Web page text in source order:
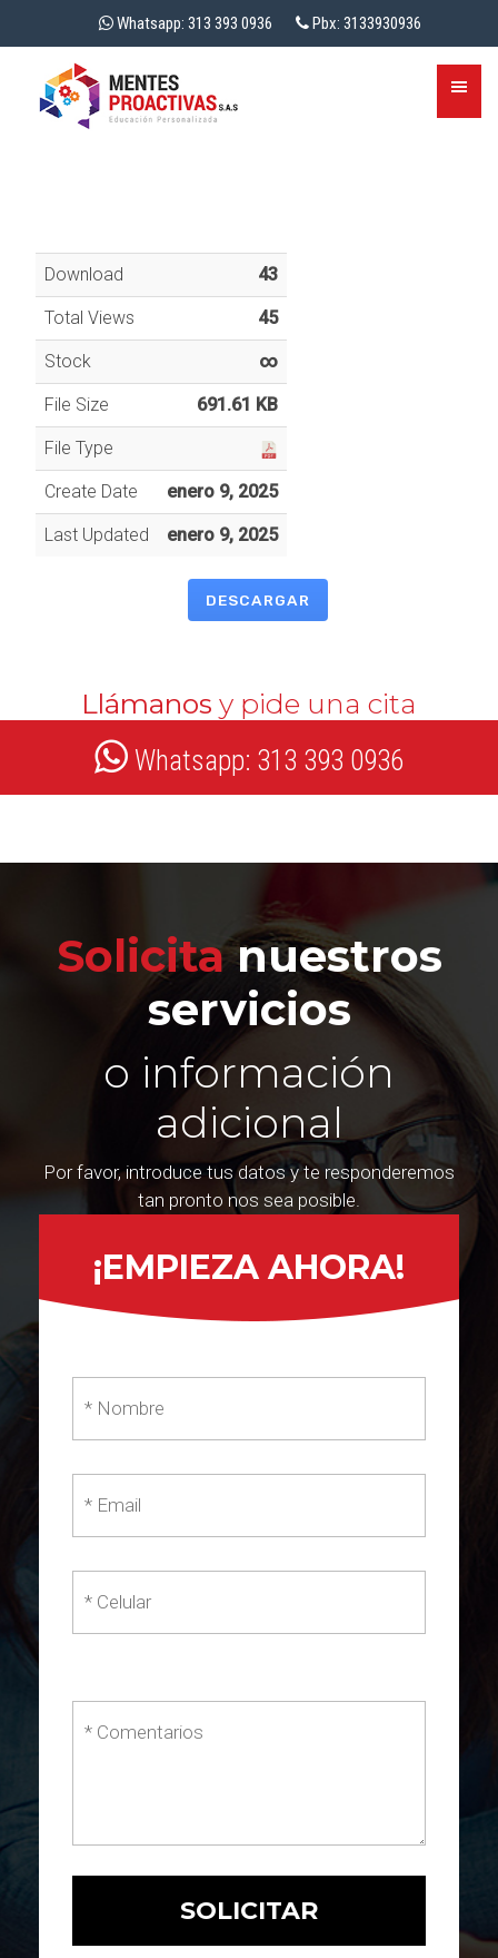
Whatsapp: 313 393 0936 Pbx: 3133930936
Download 43
Total Views 45
Stock ∞
File Size 691.61 KB
File Type
Create Date enero 9, 2025
Last Updated enero 9, 2025
DESCARGAR
Llámanos y pide una cita
Whatsapp: 313 393 0936
Solicitanuestros
servicios
o información
adicional
Por favor, introduce tus datos y te responderemos
tan pronto nos sea posible.
¡EMPIEZA AHORA!